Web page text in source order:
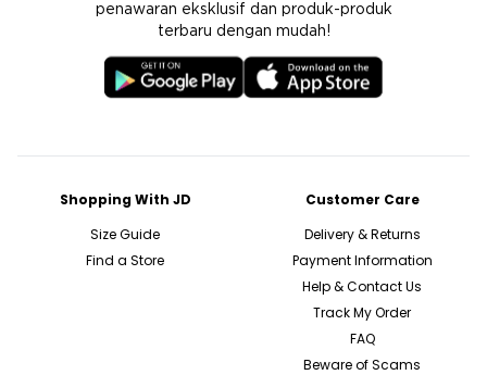
penawaran eksklusif dan produk-produk
terbaru dengan mudah!
Shopping With JD
Size Guide
Find a Store
Customer Care
Delivery & Returns
Payment Information
Help & Contact Us
Track My Order
FAQ
Beware of Scams